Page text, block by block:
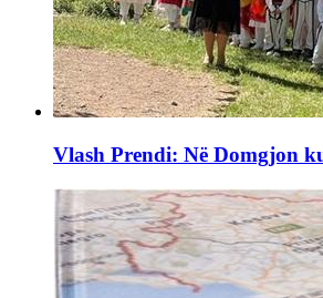
Vlash Prendi: Në Domgjon